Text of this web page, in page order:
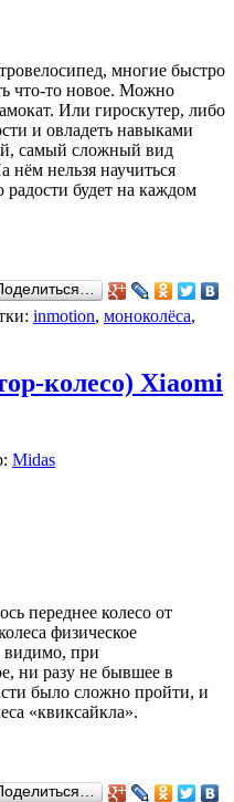
многие быстро
что-то новое. Можно
Или гироскутер, либо
и овладеть навыками
самый сложный вид
нём нельзя научиться
радости будет на каждом
inmotion, моноколёса,
колесо) Xiaomi
Midas
переднее колесо от
физическое
видимо, при
ни разу не бывшее в
было сложно пройти, и
«квиксайкла».